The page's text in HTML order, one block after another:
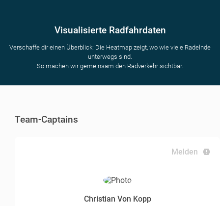
Visualisierte Radfahrdaten
Verschaffe dir einen Überblick: Die Heatmap zeigt, wo wie viele Radelnde
unterwegs sind.
So machen wir gemeinsam den Radverkehr sichtbar.
Team-Captains
Melden
Christian Von Kopp